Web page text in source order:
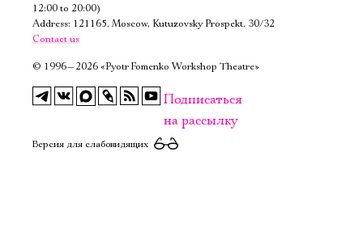
12:00 to 20:00)
Address: 121165, Moscow, Kutuzovsky Prospekt, 30/32
Contact us
© 1996—2026 «Pyotr Fomenko Workshop Theatre»
Подписаться
на рассылку
Версия для слабовидящих
Ознакомиться